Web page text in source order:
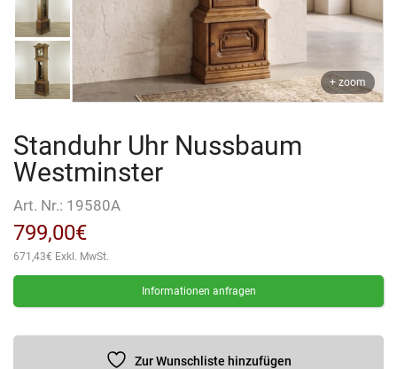
+ zoom
Standuhr Uhr Nussbaum
Westminster
Art. Nr.: 19580A
799,00€
671,43€ Exkl. MwSt.
Informationen anfragen
Zur Wunschliste hinzufügen